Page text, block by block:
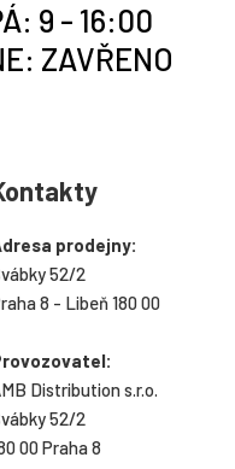
9 - 16:00
ZAVŘENO
prodejny:
52/2
8 - Libeň 180 00
Distribution s.r.o.
52/2
00 Praha 8